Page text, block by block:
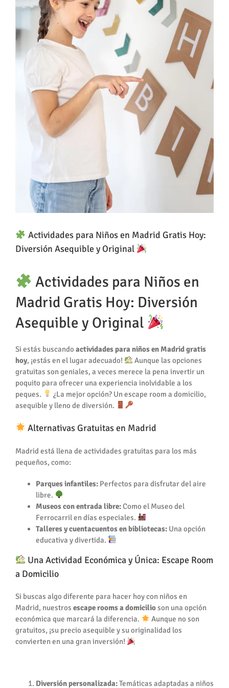
Actividades para Niños en Madrid Gratis Hoy:
Diversión Asequible y Original
Actividades para Niños en
Madrid Gratis Hoy: Diversión
Asequible y Original
Si estás buscando actividades para niños en Madrid gratis
hoy, ¡estás en el lugar adecuado!
Aunque las opciones
gratuitas son geniales, a veces merece la pena invertir un
poquito para ofrecer una experiencia inolvidable a los
peques.
¿La mejor opción? Un escape room a domicilio,
asequible y lleno de diversión.
Alternativas Gratuitas en Madrid
Madrid está llena de actividades gratuitas para los más
pequeños, como:
Parques infantiles:Perfectos para disfrutar del aire
libre.
Museos con entrada libre:Como el Museo del
Ferrocarril en días especiales.
Talleres y cuentacuentos en bibliotecas:Una opción
educativa y divertida.
Una Actividad Económica y Única: Escape Room
a Domicilio
Si buscas algo diferente para hacer hoy con niños en
Madrid, nuestros escape rooms a domicilioson una opción
económica que marcará la diferencia.
Aunque no son
gratuitos, ¡su precio asequible y su originalidad los
convierten en una gran inversión!
Diversión personalizada:Temáticas adaptadas a niños